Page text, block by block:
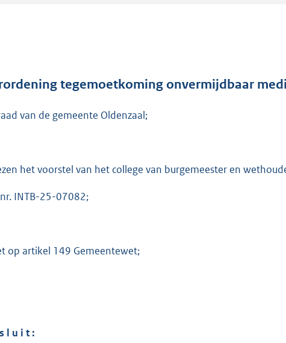
d
tegemoetkoming onvermijdbaar
van de gemeente Oldenzaal;
het voorstel van het college van burgemeester en
INTB-25-07082;
op artikel 149 Gemeentewet;
l u i t :